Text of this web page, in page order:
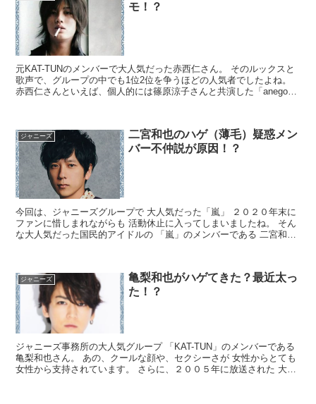
モ！？
元KAT-TUNのメンバーで大人気だった赤西仁さん。 そのルックスと
歌声で、グループの中でも1位2位を争うほどの人気者でしたよね。
赤西仁さんといえば、個人的には篠原涼子さんと共演した「anego」
ジャニーズ
二宮和也のハゲ（薄毛）疑惑メン
バー不仲説が原因！？
今回は、ジャニーズグループで 大人気だった「嵐」 ２０２０年末に
ファンに惜しまれながらも 活動休止に入ってしまいましたね。 そん
な大人気だった国民的アイドルの 「嵐」のメンバーである 二宮和也
ジャニーズ
亀梨和也がハゲてきた？最近太っ
た！？
ジャニーズ事務所の大人気グループ 「KAT-TUN」のメンバーである
亀梨和也さん。 あの、クールな顔や、セクシーさが 女性からとても
女性から支持されています。 さらに、２００５年に放送された 大人